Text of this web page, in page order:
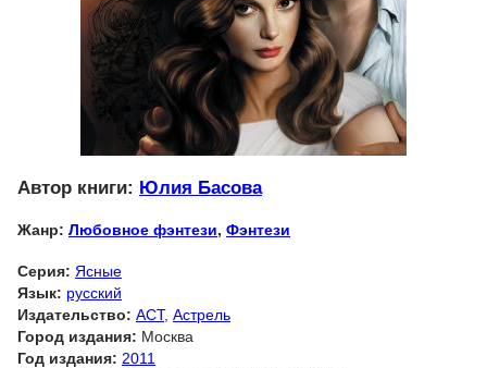
Автор книги: Юлия Басова
Жанр: Любовное фэнтези, Фэнтези
Серия: Ясные
Язык: русский
Издательство: АСТ, Астрель
Город издания: Москва
Год издания: 2011